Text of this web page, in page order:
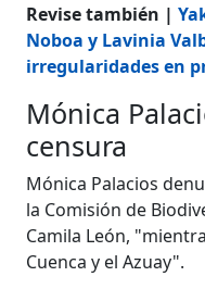
Revise también |
Noboa y Lavinia
irregularidades en
Mónica
censura
Mónica Palacios
la Comisión de
Camila León,
Cuenca y el Azuay".